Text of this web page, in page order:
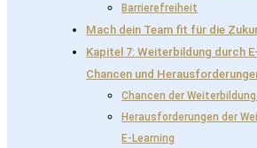
Barrierefreiheit
Mach dein Team fit für die
Kapitel 7: Weiterbildung durch
Chancen und
Chancen der
Herausforderungen der
E-Learning